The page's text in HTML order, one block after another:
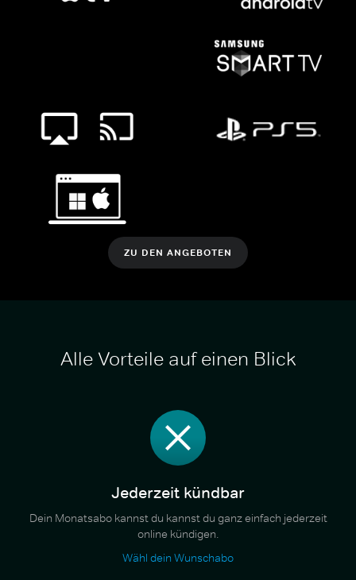
ZU DEN ANGEBOTEN
Alle Vorteile auf einen Blick
Jederzeit kündbar
Dein Monatsabo kannst du kannst du ganz einfach jederzeit
online kündigen.
Wähl dein Wunschabo